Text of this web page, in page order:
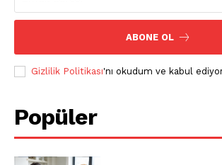
ABONE OL
Gizlilik Politikası'nı okudum ve kabul
Popüler